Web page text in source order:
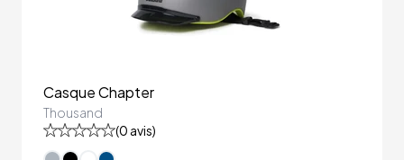
Casque Chapter
Thousand
(0 avis)